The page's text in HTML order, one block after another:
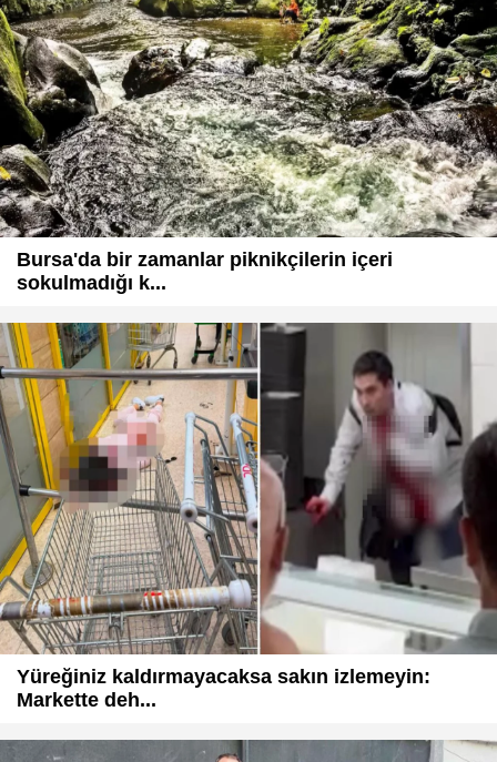
Bursa'da bir zamanlar piknikçilerin içeri
sokulmadığı k...
Yüreğiniz kaldırmayacaksa sakın izlemeyin:
Markette deh...